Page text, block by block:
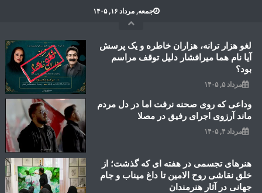
جمعه, مرداد ۱۶, ۱۴۰۵
لغو هزار ترانه، هزاران خاطره و یک پرسش
آیا نام هما میرافشار دلیل توقف مراسم
بود؟
مرداد ۵, ۱۴۰۵
وداعی که روی صحنه نرفت اما در دل مردم
ماند آرزوی اجرای رفیق در مصلا
مرداد ۴, ۱۴۰۵
هنرهای تجسمی در هفته ای که گذشت؛ از
خلق نقاشی روح الامین تا داغ میناب و جام
جهانی در آثار هنرمندان